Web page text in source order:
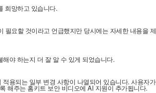
희망하고 있습니다.
요할 것이라고 언급했지만 당시에는 자세한 내용을 제
야 하는지 더 잘 알 수 있게 되었습니다.
용되는 일부 변경 사항이 나열되어 있습니다. 사용자가
해주는 홈키트 보안 비디오에 AI 지원이 추가됩니다.